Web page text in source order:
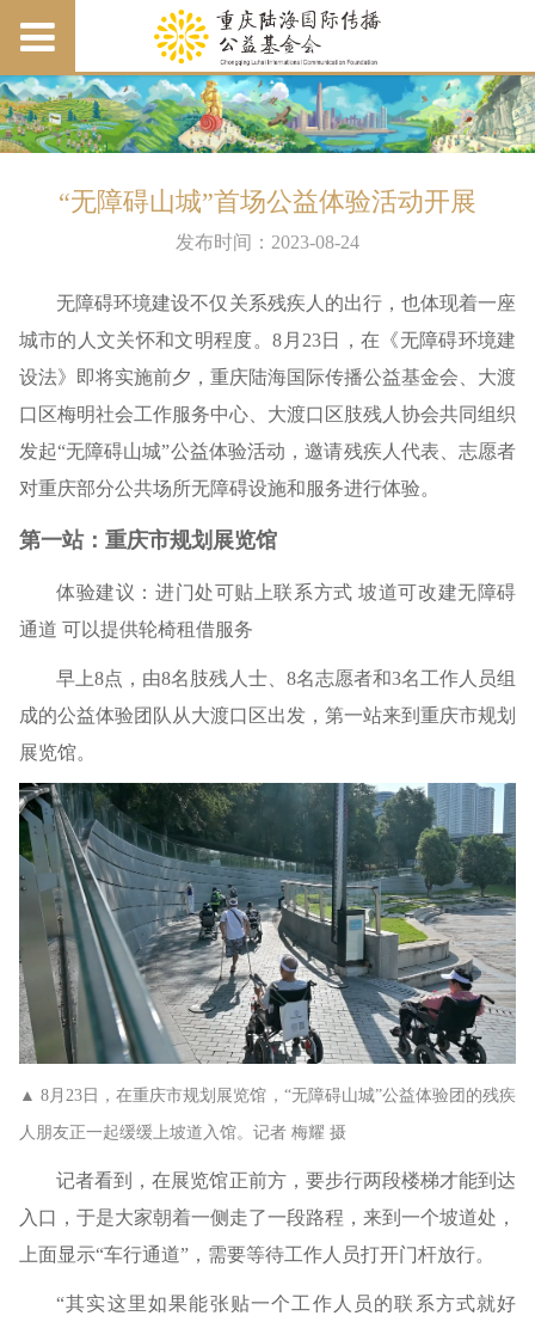
“无障碍山城”首场公益体验活动开展
发布时间：2023-08-24
无障碍环境建设不仅关系残疾人的出行，也体现着一座
城市的人文关怀和文明程度。8月23日，在《无障碍环境建
设法》即将实施前夕，重庆陆海国际传播公益基金会、大渡
口区梅明社会工作服务中心、大渡口区肢残人协会共同组织
发起“无障碍山城”公益体验活动，邀请残疾人代表、志愿者
对重庆部分公共场所无障碍设施和服务进行体验。
第一站：重庆市规划展览馆
体验建议： 进门处可贴上联系方式 坡道可改建无障碍
通道 可以提供轮椅租借服务
早上8点，由8名肢残人士、8名志愿者和3名工作人员组
成的公益体验团队从大渡口区出发，第一站来到重庆市规划
展览馆。
▲ 8月23日，在重庆市规划展览馆，“无障碍山城”公益体验团的残疾
人朋友正一起缓缓上坡道入馆。记者 梅耀 摄
记者看到，在展览馆正前方，要步行两段楼梯才能到达
入口，于是大家朝着一侧走了一段路程，来到一个坡道处，
上面显示“车行通道”，需要等待工作人员打开门杆放行。
“其实这里如果能张贴一个工作人员的联系方式就好